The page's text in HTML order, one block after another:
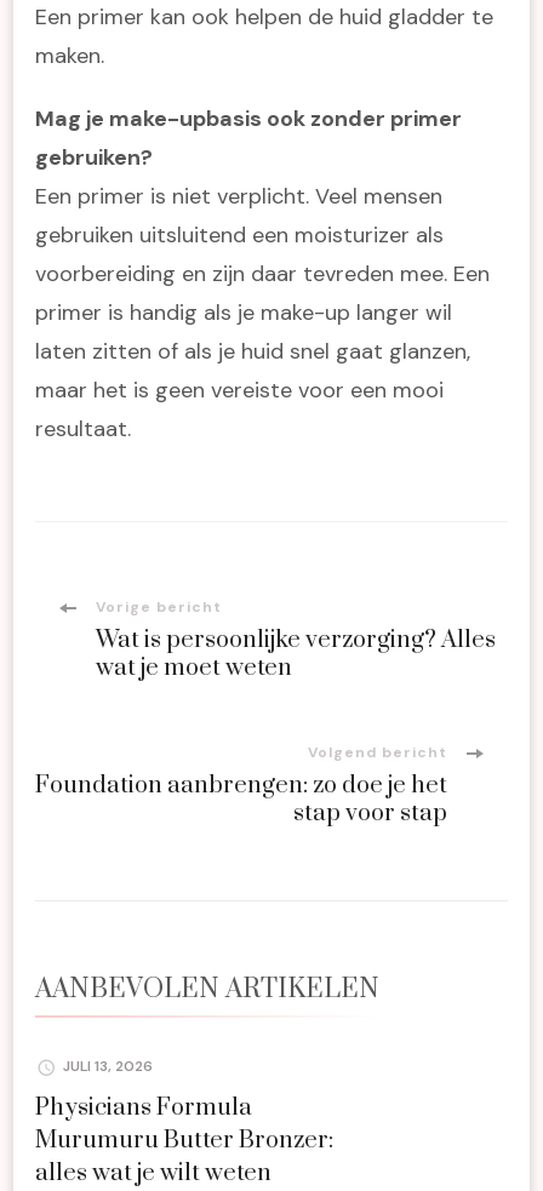
Een primer kan ook helpen de huid gladder te
maken.
Mag je make-upbasis ook zonder primer
gebruiken?
Een primer is niet verplicht. Veel mensen
gebruiken uitsluitend een moisturizer als
voorbereiding en zijn daar tevreden mee. Een
primer is handig als je make-up langer wil
laten zitten of als je huid snel gaat glanzen,
maar het is geen vereiste voor een mooi
resultaat.
Bericht
navigatie
Vorige bericht
Wat is persoonlijke verzorging? Alles
wat je moet weten
Volgend bericht
Foundation aanbrengen: zo doe je het
stap voor stap
AANBEVOLEN ARTIKELEN
JULI 13, 2026
Physicians Formula
Murumuru Butter Bronzer:
alles wat je wilt weten